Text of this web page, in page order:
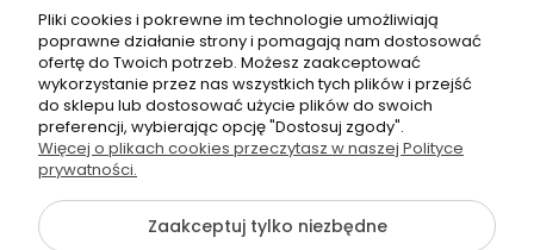
+48 605 141 363
Pliki cookies i pokrewne im technologie umożliwiają
poprawne działanie strony i pomagają nam dostosować
ofertę do Twoich potrzeb. Możesz zaakceptować
wykorzystanie przez nas wszystkich tych plików i przejść
do sklepu lub dostosować użycie plików do swoich
preferencji, wybierając opcję "Dostosuj zgody".
Więcej o plikach cookies przeczytasz w naszej Polityce
prywatności.
Zaakceptuj tylko niezbędne